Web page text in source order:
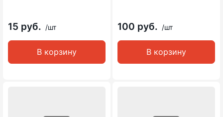
15 руб. /шт
В корзину
100 руб. /шт
В корзину